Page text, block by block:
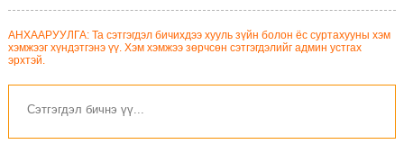
АНХААРУУЛГА: Та сэтгэгдэл бичихдээ хууль зүйн болон ёс суртахууны хэм
хэмжээг хүндэтгэнэ үү. Хэм хэмжээ зөрчсөн сэтгэгдэлийг админ устгах
эрхтэй.